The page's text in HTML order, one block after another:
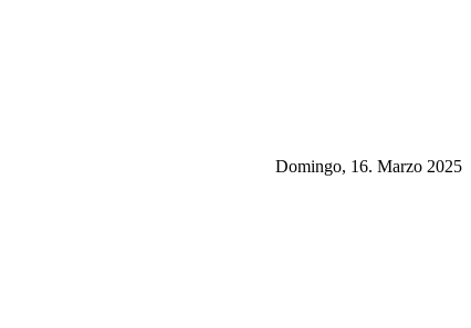
Domingo, 16. Marzo 2025